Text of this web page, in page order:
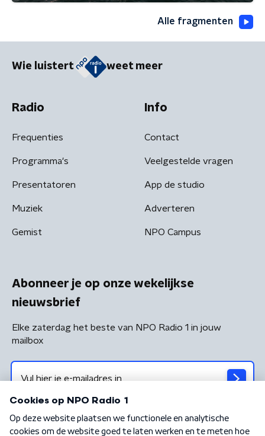
Alle fragmenten
Wie luistert weet meer
Radio
Frequenties
Programma's
Presentatoren
Muziek
Gemist
Info
Contact
Veelgestelde vragen
App de studio
Adverteren
NPO Campus
Abonneer je op onze wekelijkse
nieuwsbrief
Elke zaterdag het beste van NPO Radio 1 in jouw
mailbox